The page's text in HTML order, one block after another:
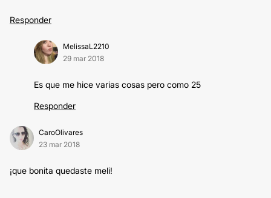
Responder
MelissaL2210
29 mar 2018
Es que me hice varias cosas pero como 25
Responder
CaroOlivares
23 mar 2018
¡que bonita quedaste meli!